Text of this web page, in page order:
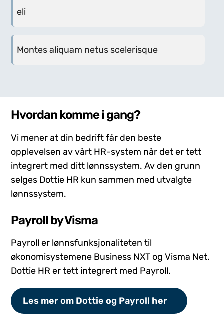
eli
Montes aliquam netus scelerisque
Hvordan komme i gang?
Vi mener at din bedrift får den beste
opplevelsen av vårt HR-system når det er tett
integrert med ditt lønnssystem. Av den grunn
selges Dottie HR kun sammen med utvalgte
lønnssystem.
Payroll by Visma
Payroll er lønnsfunksjonaliteten til
økonomisystemene Business NXT og Visma Net.
Dottie HR er tett integrert med Payroll.
Les mer om Dottie og Payroll her